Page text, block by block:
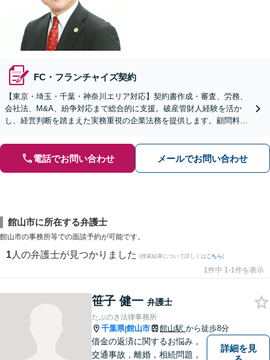
FC・フランチャイズ契約
【東京・埼玉・千葉・神奈川エリア対応】契約書作成・審査、労務、
会社法、M&A、紛争対応まで総合的に支援。破産管財人経験を活か
し、経営判断を踏まえた実務重視の企業法務を提供します。顧問料も
電話でお問い合わせ メールでお問い合わせ
館山市に所在する弁護士
館山市の事務所等での面談予約が可能です。
1 人の弁護士が見つかりました (検索結果について詳しくは こちら)
1件中 1-1件を表示
笹子 健一 弁護士
たぶのき法律事務所
千葉県|館山市 館山駅 から徒歩8分
借金の返済に関するお悩み，
交通事故，離婚，相続問題，
詳細を見